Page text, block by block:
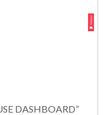
DASHBOARD”